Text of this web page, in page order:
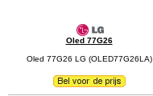
Oled 77G26
Oled 77G26 LG (OLED77G26LA)